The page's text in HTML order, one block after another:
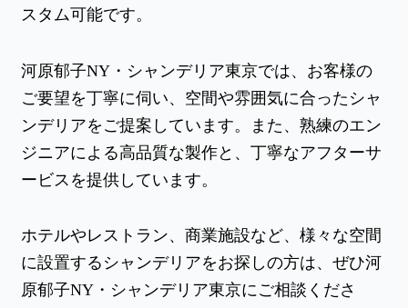
スタム可能です。
河原郁子NY・シャンデリア東京では、お客様の
ご要望を丁寧に伺い、空間や雰囲気に合ったシャ
ンデリアをご提案しています。また、熟練のエン
ジニアによる高品質な製作と、丁寧なアフターサ
ービスを提供しています。
ホテルやレストラン、商業施設など、様々な空間
に設置するシャンデリアをお探しの方は、ぜひ河
原郁子NY・シャンデリア東京にご相談くださ